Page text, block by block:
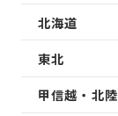
北海道
東北
甲信越・北陸